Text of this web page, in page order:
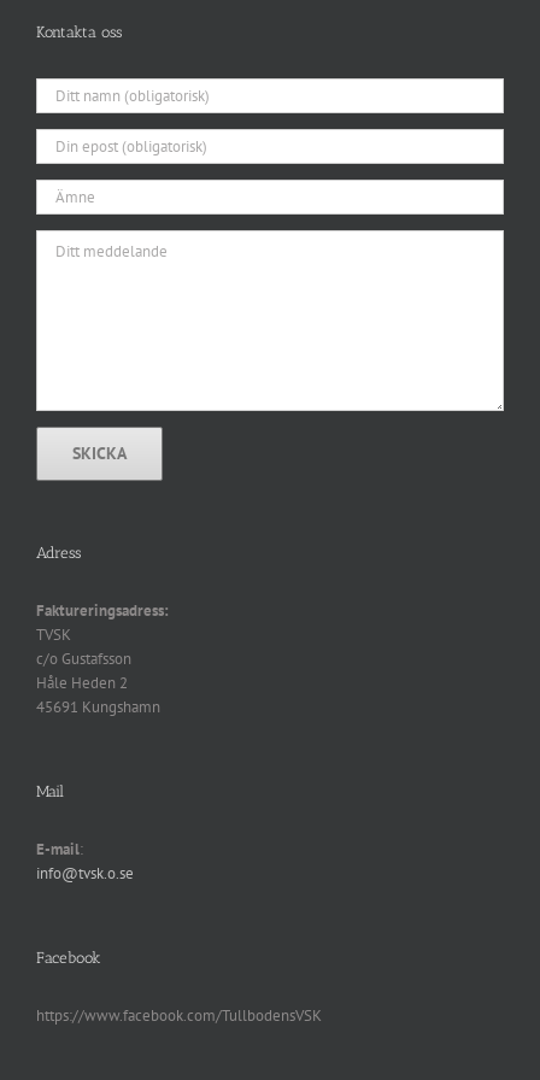
Kontakta oss
Adress
Faktureringsadress:
TVSK
c/o Gustafsson
Håle Heden 2
45691 Kungshamn
Mail
E-mail:
info@tvsk.o.se
Facebook
https://www.facebook.com/TullbodensVSK